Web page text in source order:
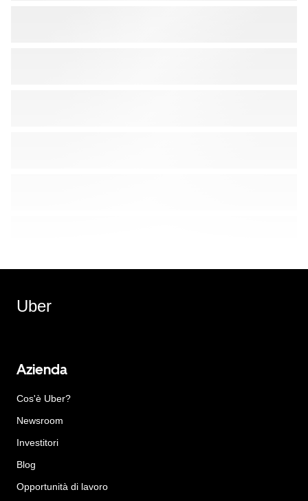
Uber
Azienda
Cos'è Uber?
Newsroom
Investitori
Blog
Opportunità di lavoro